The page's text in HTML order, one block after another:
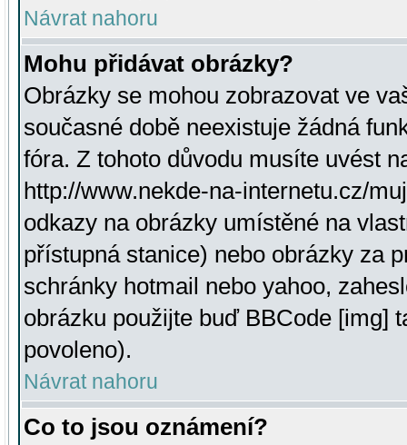
Návrat nahoru
Mohu přidávat obrázky?
Obrázky se mohou zobrazovat ve
současné době neexistuje žádná
fóra. Z tohoto důvodu musíte uvést
http://www.nekde-na-internetu.cz/
odkazy na obrázky umístěné na
přístupná stanice) nebo obrázky za
schránky hotmail nebo yahoo,
obrázku použijte buď BBCode [img]
povoleno).
Návrat nahoru
Co to jsou oznámení?